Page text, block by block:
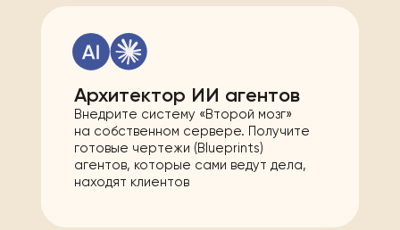
Архитектор ИИ агентов
Внедрите систему «Второй мозг»
на собственном сервере. Получите
готовые чертежи (Blueprints)
агентов, которые сами ведут дела,
находят клиентов